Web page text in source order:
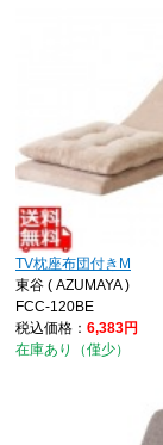
TV枕座布団付きM
東谷 ( AZUMAYA )
FCC-120BE
税込価格： 6,383円
在庫あり（僅少）